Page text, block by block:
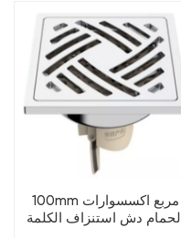
100mm مربع اكسسوارات
الحمام دش استنزاف الكلمة